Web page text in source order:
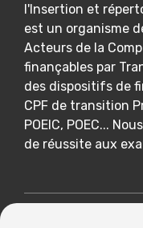
l'Insertion et
est un organisme
Acteurs de la
finançables par
des dispositifs de
CPF de transition
POEIC, POEC...
de réussite aux